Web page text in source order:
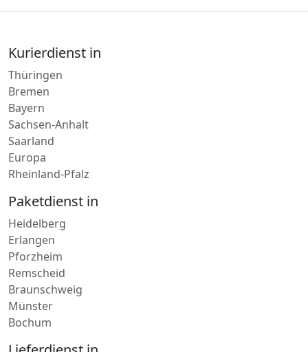
Thüringen
Sachsen-Anhalt
Saarland
Europa
Rheinland-Pfalz
Paketdienst in
Heidelberg
Erlangen
Remscheid
Braunschweig
Münster
Bochum
Lieferdienst in
Oberwesel
Remagen